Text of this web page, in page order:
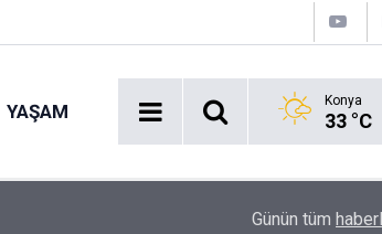
YAŞAM Konya
33 °C
Okullara 30 bin güvenlik
Günün tüm